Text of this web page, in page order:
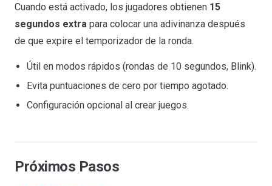
Cuando está activado, los jugadores obtienen 15
segundos extra para colocar una adivinanza después
de que expire el temporizador de la ronda.
Útil en modos rápidos (rondas de 10 segundos, Blink).
Evita puntuaciones de cero por tiempo agotado.
Configuración opcional al crear juegos.
Próximos Pasos